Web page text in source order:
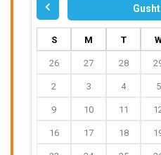
S M T
26 27 28
2 3 4 5
9 10 11
16 17 18